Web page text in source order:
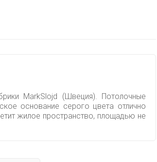
MarkSlojd (Швеция). Потолочные
основание серого цвета отлично
жилое пространство, площадью не